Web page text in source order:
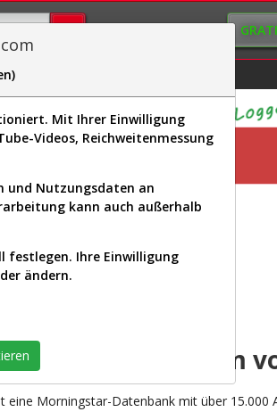
verfügbar
Plattform
eine Morningstar-Datenbank mit über 15.000
Mit Ihrer Einwilligung
Videos, Reichweitenmessung
und Nutzungsdaten an
kann auch außerhalb
festlegen. Ihre Einwilligung
ändern.